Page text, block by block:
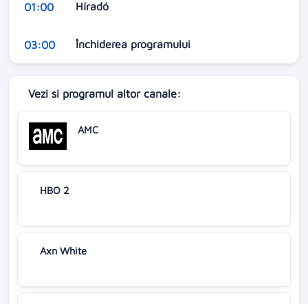
01:00 Híradó
03:00 Închiderea programului
Vezi si programul altor canale:
AMC
HBO 2
Axn White